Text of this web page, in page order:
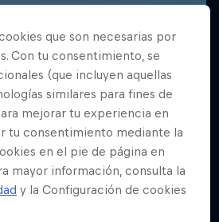
que son necesarias por
Con tu consentimiento, se
(que incluyen aquellas
similares para fines de
mejorar tu experiencia en
tu consentimiento mediante la
en el pie de página en
mayor información, consulta la
y la Configuración de cookies